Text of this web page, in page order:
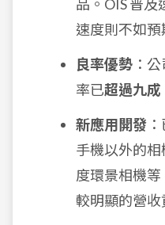
品。OIS 普
速度則不如預
良率優勢 ：
率已超過九成
新應用開發
手機以外的
度環景相機
較明顯的營收